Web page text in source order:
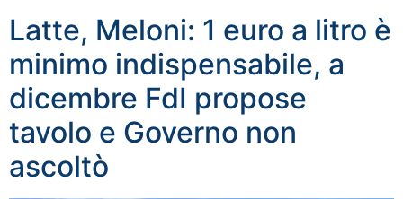
Latte, Meloni: 1 euro a litro è
minimo indispensabile, a
dicembre FdI propose
tavolo e Governo non
ascoltò